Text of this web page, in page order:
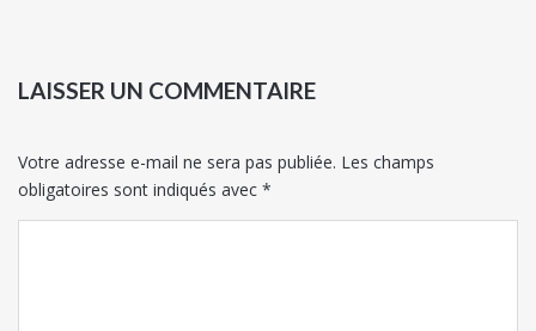
LAISSER UN COMMENTAIRE
Votre adresse e-mail ne sera pas publiée. Les champs
obligatoires sont indiqués avec *